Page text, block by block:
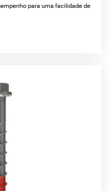
para uma facilidade de